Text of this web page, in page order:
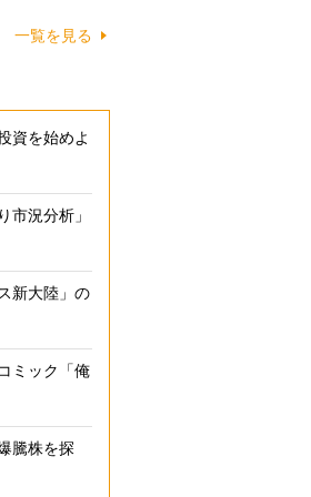
一覧を見る
資を始めよ
市況分析」
新大陸」の
ミック「俺
騰株を探